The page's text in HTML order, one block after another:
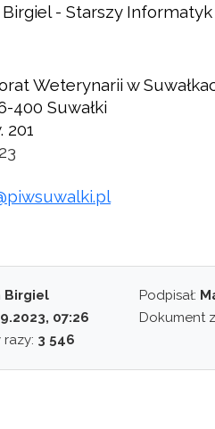
- Starszy Informatyk
Weterynarii w
400 Suwałki
201
Birgiel
07:26
3 546
Podpisał:
Dokument